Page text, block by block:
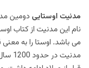
مدنيت اوستايى دومين
نام اين مدنيت از كتاب
مى باشد. اوستا را به معنى